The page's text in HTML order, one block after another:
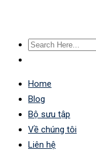
Home
Blog
Bộ sưu tập
Về chúng tôi
Liên hệ